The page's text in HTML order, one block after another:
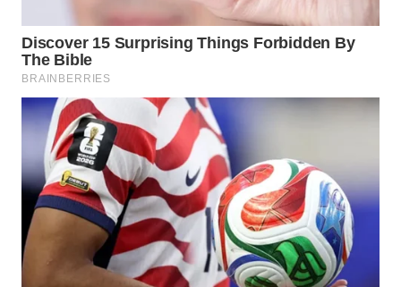
LABUHANBATU
WN
TAPANULI
TENGAH
WN DELI
SERDANG